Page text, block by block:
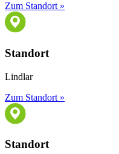
Zum Standort »
Standort
Lindlar
Zum Standort »
Standort